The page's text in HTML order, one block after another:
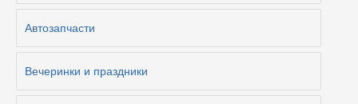
Автозапчасти
Вечеринки и праздники